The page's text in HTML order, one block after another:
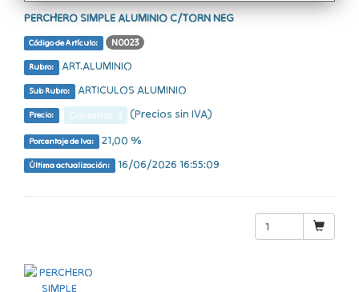
PERCHERO SIMPLE ALUMINIO C/TORN NEG
Código de Artículo: N0023
Rubro: ART.ALUMINIO
Sub Rubro: ARTICULOS ALUMINIO
Precio: Consultar $ (Precios sin IVA)
Porcentaje de Iva: 21,00 %
Última actualización: 16/06/2026 16:55:09